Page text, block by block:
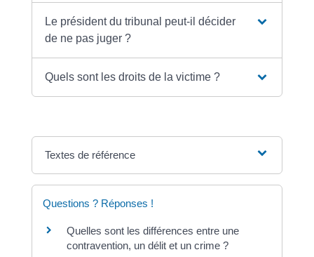
Le président du tribunal peut-il décider
de ne pas juger ?
Quels sont les droits de la victime ?
Textes de référence
Questions ? Réponses !
Quelles sont les différences entre une
contravention, un délit et un crime ?